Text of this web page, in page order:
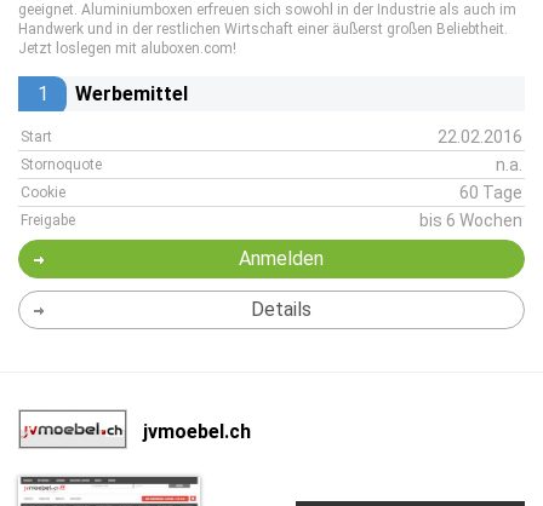
geeignet. Aluminiumboxen erfreuen sich sowohl in der Industrie als auch im
Handwerk und in der restlichen Wirtschaft einer äußerst großen Beliebtheit.
Jetzt loslegen mit aluboxen.com!
1 Werbemittel
Start 22.02.2016
Stornoquote n.a.
Cookie 60 Tage
Freigabe bis 6 Wochen
Anmelden
Details
jvmoebel.ch